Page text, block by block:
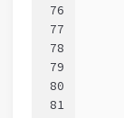
76
77
78
79
80
81